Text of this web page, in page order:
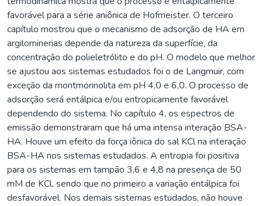
favorável para a série aniônica de Hofmeister. O terceiro
capítulo mostrou que o mecanismo de adsorção de HA em
argilominerias depende da natureza da superfície, da
concentração do polieletrólito e do pH. O modelo que melhor
se ajustou aos sistemas estudados foi o de Langmuir, com
exceção da montmorinolita em pH 4,0 e 6,0. O processo de
adsorção será entálpica e/ou entropicamente favorável
dependendo do sistema. No capítulo 4, os espectros de
emissão demonstraram que há uma intensa interação BSA-
HA. Houve um efeito da força iônica do sal KCl na interação
BSA-HA nos sistemas estudados. A entropia foi positiva
para os sistemas em tampão 3,6 e 4,8 na presença de 50
mM de KCl, sendo que no primeiro a variação entálpica foi
desfavorável. Nos demais sistemas estudados, não houve